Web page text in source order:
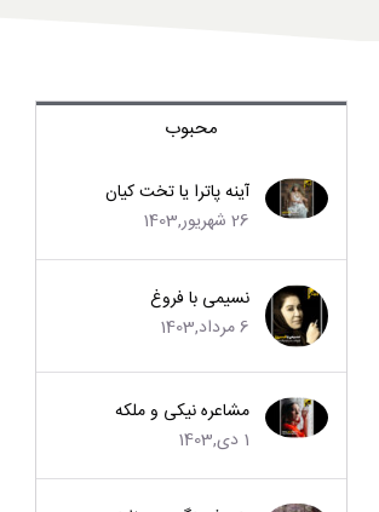
محبوب
آینه پاترا یا تخت کیان
26 شهریور,1403
نسیمی با فروغ
6 مرداد,1403
مشاعره نیکی و ملکه
1 دی,1403